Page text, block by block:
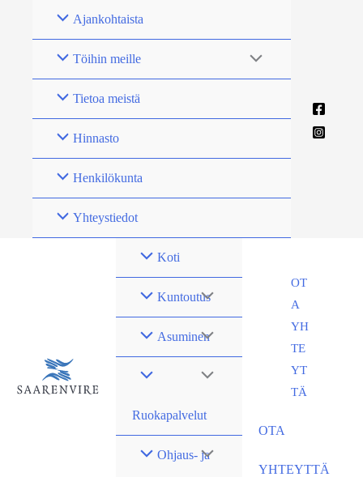
Ajankohtaista
Töihin meille
Tietoa meistä
Hinnasto
Henkilökunta
Yhteystiedot
Koti
Kuntoutus
Asuminen
Ruokapalvelut
Ohjaus- ja
OT
A
YH
TE
YT
TÄ
OTA
YHTEYTTÄ